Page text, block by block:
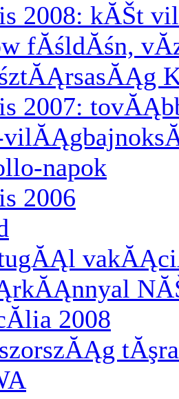
2008: kĂŠt
fĂśldĂśn,
2007:
napok
2006
2008